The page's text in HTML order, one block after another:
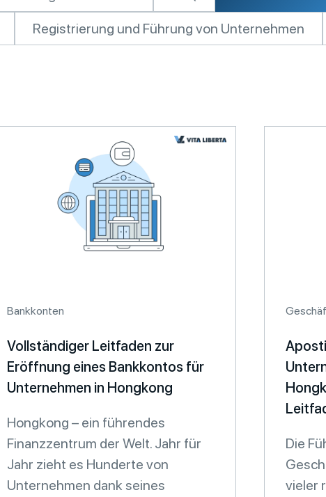
Registrierung und Führung von Unternehmen
Bankkonten
Vollständiger Leitfaden zur
Eröffnung eines Bankkontos für
Unternehmen in Hongkong
Hongkong – ein führendes
Finanzzentrum der Welt. Jahr für
Jahr zieht es Hunderte von
Unternehmen dank seines
Die
vieler